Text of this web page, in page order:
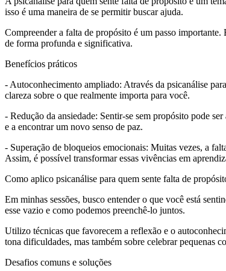
isso é uma maneira de se permitir buscar ajuda.
Compreender a falta de propósito é um passo importante.
de forma profunda e significativa.
Benefícios práticos
- Autoconhecimento ampliado: Através da psicanálise
clareza sobre o que realmente importa para você.
- Redução da ansiedade: Sentir-se sem propósito pode
e a encontrar um novo senso de paz.
- Superação de bloqueios emocionais: Muitas vezes, a
Assim, é possível transformar essas vivências em
Como aplico psicanálise para quem sente falta de
Em minhas sessões, busco entender o que você está
esse vazio e como podemos preenchê-lo juntos.
Utilizo técnicas que favorecem a reflexão e o
tona dificuldades, mas também sobre celebrar pequenas
Desafios comuns e soluções